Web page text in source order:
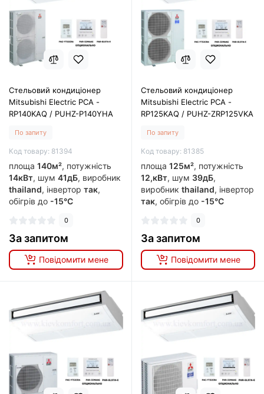
Стельовий кондиціонер
Mitsubishi Electric PCA -
RP140KAQ / PUHZ-P140YHA
По запиту
Код товару: 81394
площа 140м², потужність
14кВт, шум 41дБ, виробник
thailand, інвертор так,
обігрів до -15°C
0
За запитом
Повідомити мене
Стельовий кондиціонер
Mitsubishi Electric PCA -
RP125KAQ / PUHZ-ZRP125VKA
По запиту
Код товару: 81385
площа 125м², потужність
12,кВт, шум 39дБ,
виробник thailand, інвертор
так, обігрів до -15°C
0
За запитом
Повідомити мене